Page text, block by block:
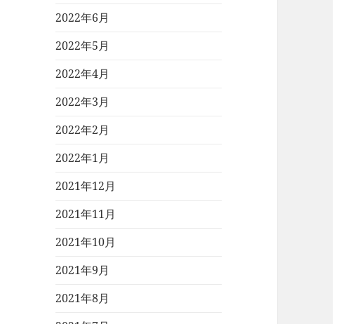
2022年6月
2022年5月
2022年4月
2022年3月
2022年2月
2022年1月
2021年12月
2021年11月
2021年10月
2021年9月
2021年8月